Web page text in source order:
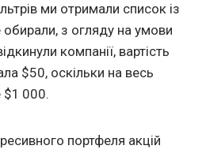
ми отримали список із
з огляду на умови
компанії, вартість
$50, оскільки на весь
000.
портфеля акцій